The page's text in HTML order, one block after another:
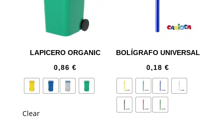
LAPICERO ORGANIC
0,86 €
Clear
BOLÍGRAFO UNIVERSAL
0,18€